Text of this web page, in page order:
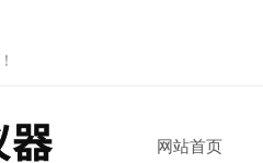
！
网站首页